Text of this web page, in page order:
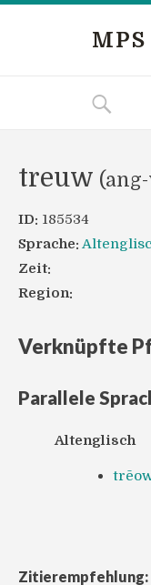
treuw
ID: 185534
Sprache:
Zeit:
Region:
Verknüpfte
Parallele
Altenglisch
Zitierempfehlung: